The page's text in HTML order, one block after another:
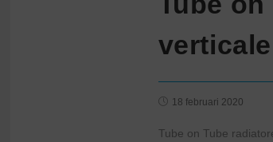
18 februari 2020
Tube on Tube